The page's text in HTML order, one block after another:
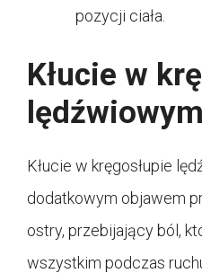
pozycji ciała.
Kłucie w
lędźwiowym
Kłucie w kręgosłupie
dodatkowym objawem
ostry, przebijający ból,
wszystkim podczas